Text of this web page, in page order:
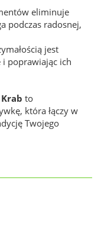
eliminuje
podczas radosnej,
jest
i poprawiając ich
to
która łączy w
Twojego